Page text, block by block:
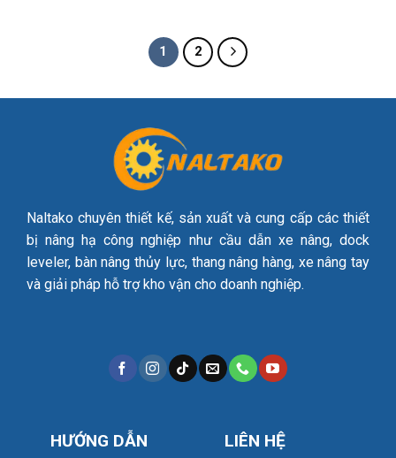
1 2
Naltako chuyên thiết kế, sản xuất và cung cấp các thiết
bị nâng hạ công nghiệp như cầu dẫn xe nâng, dock
leveler, bàn nâng thủy lực, thang nâng hàng, xe nâng tay
và giải pháp hỗ trợ kho vận cho doanh nghiệp.
HƯỚNG DẪN LIÊN HỆ